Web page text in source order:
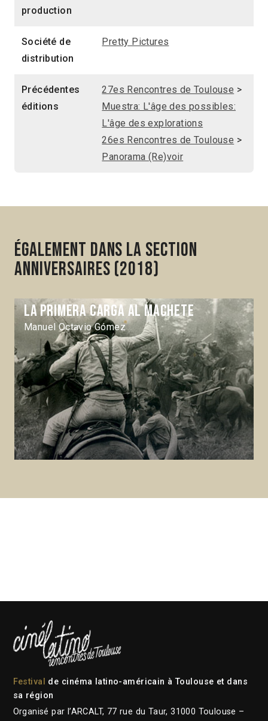
production
Société de
distribution
Pretty Pictures
Précédentes
éditions
27es Rencontres de Toulouse >
Muestra: L'âge des possibles:
L'âge des explorations
26es Rencontres de Toulouse >
Panorama (Re)voir
Également dans la section
Anniversaires (2018)
La Primera carga al machete
Manuel Octavio Gómez
Festival de cinéma latino-américain à Toulouse et dans
sa région
Organisé par l’ARCALT, 77 rue du Taur, 31000 Toulouse –